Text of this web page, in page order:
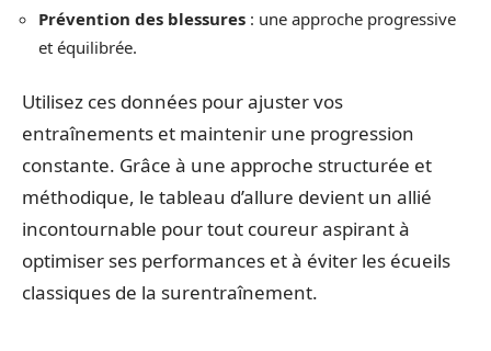
Prévention des blessures : une approche progressive
et équilibrée.
Utilisez ces données pour ajuster vos
entraînements et maintenir une progression
constante. Grâce à une approche structurée et
méthodique, le tableau d’allure devient un allié
incontournable pour tout coureur aspirant à
optimiser ses performances et à éviter les écueils
classiques de la surentraînement.